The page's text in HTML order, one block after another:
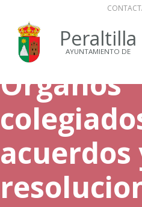
Peraltilla
AYUNTAMIENTO DE
Órganos
acuerdos